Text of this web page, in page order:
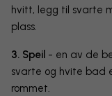
hvitt, legg til svarte
plass.
3. Speil - en av de
svarte og hvite bad
rommet.